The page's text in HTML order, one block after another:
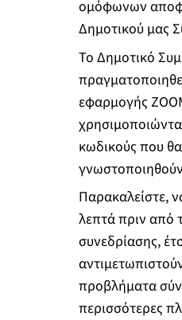
ομόφωνων
Δημοτικού μας
Το Δημοτικό
εφαρμογής
κωδικούς που
Παρακαλείστε,
λεπτά πριν από
συνεδρίασης,
προβλήματα
περισσότερες